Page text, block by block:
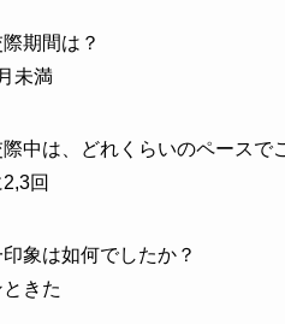
際期間は？
未満
際中は、どれくらいのペースで
回
象は如何でしたか？
ときた